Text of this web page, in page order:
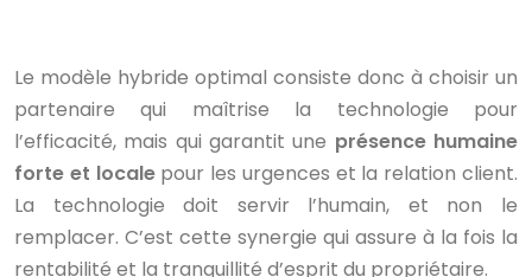
Le modèle hybride optimal consiste donc à choisir un
partenaire qui maîtrise la technologie pour
l’efficacité, mais qui garantit une présence humaine
forte et localepour les urgences et la relation client.
La technologie doit servir l’humain, et non le
remplacer. C’est cette synergie qui assure à la fois la
rentabilité et la tranquillité d’esprit du propriétaire.